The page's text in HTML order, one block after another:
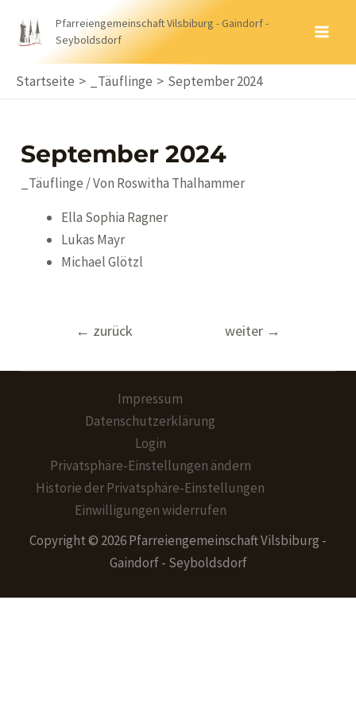
Inhalt
Pfarreiengemeinschaft Vilsbiburg - Gaindorf -
Seyboldsdorf
Startseite _Täuflinge September 2024
September 2024
_Täuflinge / Von Roswitha Thalhammer
Ella Sophia Ragner
Lukas Mayr
Michael Glötzl
Beitragsnavigation
← zurück weiter →
Impressum
Datenschutzerklärung
Login
Privatsphäre-Einstellungen ändern
Historie der Privatsphäre-Einstellungen
Einwilligungen widerrufen
Copyright © 2026 Pfarreiengemeinschaft Vilsbiburg -
Gaindorf - Seyboldsdorf